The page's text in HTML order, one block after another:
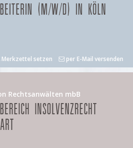
(M/W/D) IN KÖLN
Merkzettel setzen per E-Mail versenden
Rechtsanwälten mbB
INSOLVENZRECHT